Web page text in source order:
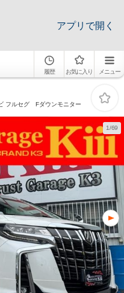
アプリで開く
履歴 お気に入り メニュー
フルセグ Fダウンモニター
1/69